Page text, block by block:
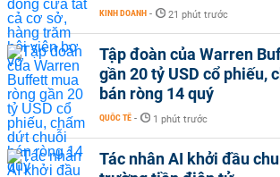
KINH DOANH - 21 phút trước
Tập đoàn của Warren
gần 20 tỷ USD cổ phiếu,
bán ròng 14 quý
QUỐC TẾ - 1 phút trước
Tác nhân AI khởi đầu